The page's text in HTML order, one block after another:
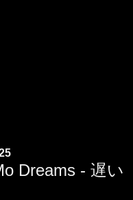
Dreams - 遅い